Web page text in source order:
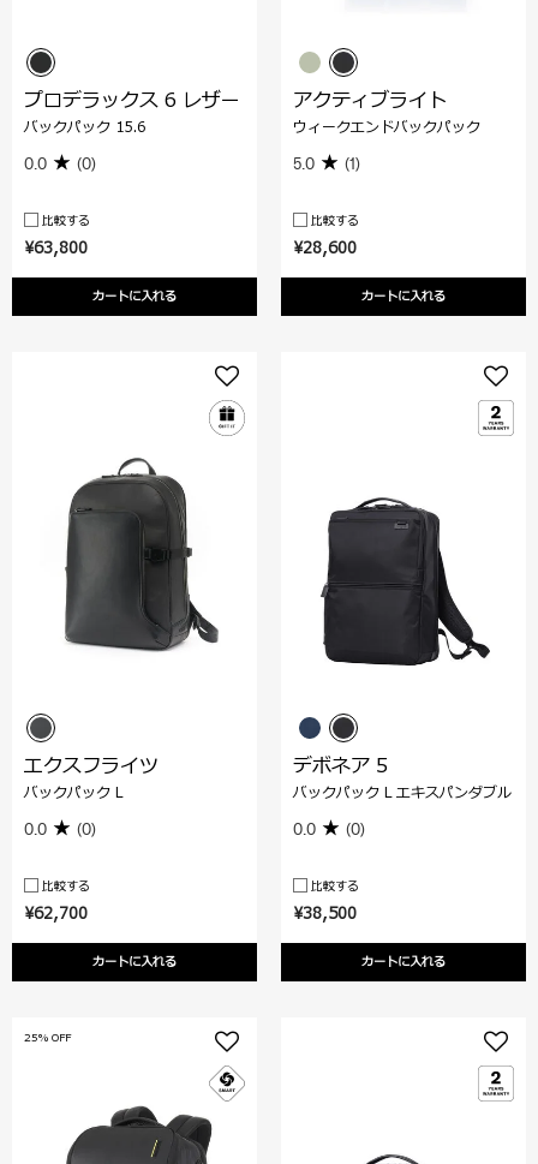
¥63,800
カートに入れる
プロデラックス 6 レザー
バックパック 15.6
0.0 (0)
比較する
¥28,600
カートに入れる
アクティブライト
ウィークエンドバックパック
5.0 (1)
比較する
¥62,700
カートに入れる
エクスフライツ
バックパック L
0.0 (0)
比較する
¥38,500
カートに入れる
デボネア 5
バックパック L エキスパンダブル
0.0 (0)
比較する
25% OFF